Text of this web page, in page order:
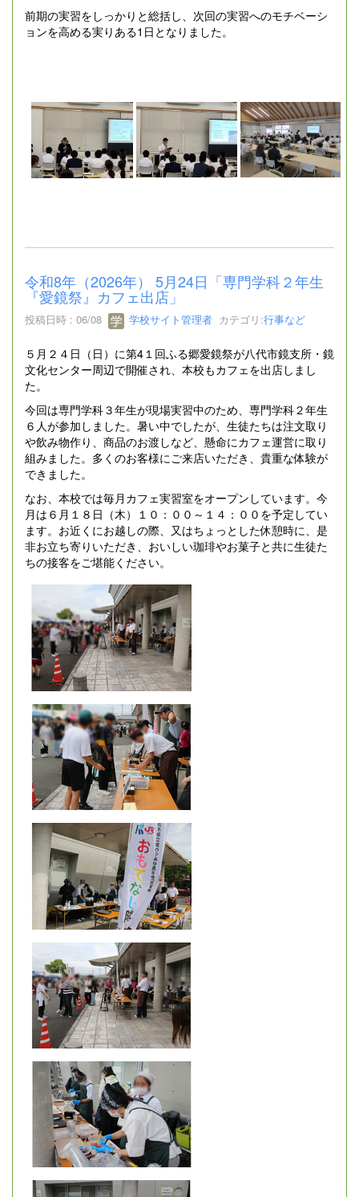
前期の実習をしっかりと総括し、次回の実習へのモチベーシ
ョンを高める実りある1日となりました。
令和8年（2026年） 5月24日「専門学科２年生
『愛鏡祭』カフェ出店」
投稿日時 : 06/08 学校サイト管理者 カテゴリ:行事など
５月２４日（日）に第4１回ふる郷愛鏡祭が八代市鏡支所・鏡
文化センター周辺で開催され、本校もカフェを出店しまし
た。
今回は専門学科３年生が現場実習中のため、専門学科２年生
６人が参加しました。暑い中でしたが、生徒たちは注文取り
や飲み物作り、商品のお渡しなど、懸命にカフェ運営に取り
組みました。多くのお客様にご来店いただき、貴重な体験が
できました。
なお、本校では毎月カフェ実習室をオープンしています。今
月は６月１８日（木）１０：００～１４：００を予定してい
ます。お近くにお越しの際、又はちょっとした休憩時に、是
非お立ち寄りいただき、おいしい珈琲やお菓子と共に生徒た
ちの接客をご堪能ください。